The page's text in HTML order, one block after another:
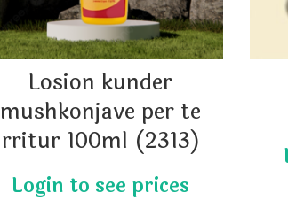
Losion kunder
mushkonjave per te
rritur 100ml (2313)